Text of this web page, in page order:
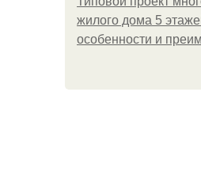
жилого дома 5
особенности и